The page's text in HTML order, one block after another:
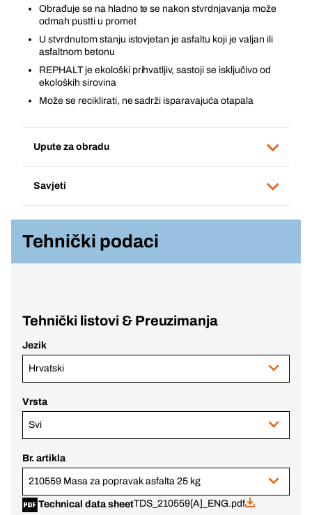
Obrađuje se na hladno te se nakon stvrdnjavanja može
odmah pustti u promet
U stvrdnutom stanju istovjetan je asfaltu koji je valjan ili
asfaltnom betonu
REPHALT je ekološki prihvatljiv, sastoji se isključivo od
ekoloških sirovina
Može se reciklirati, ne sadrži isparavajuća otapala
Upute za obradu
Savjeti
Tehnički podaci
Tehnički listovi & Preuzimanja
Jezik
Hrvatski
Vrsta
Svi
Br. artikla
210559 Masa za popravak asfalta 25 kg
Technical data sheetTDS_210559[A]_ENG.pdf